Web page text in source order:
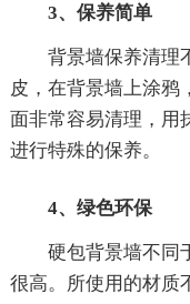
3、保养简单
背景墙保养清理
皮，在背景墙上涂鸦
面非常容易清理，用
进行特殊的保养。
4、绿色环保
硬包背景墙不同
很高。所使用的材质